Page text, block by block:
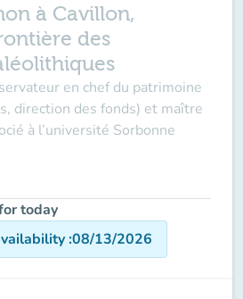
à Cavillon,
des
en chef du patrimoine
direction des fonds) et maître
à l’université Sorbonne
today
:08/13/2026